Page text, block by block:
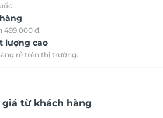
499.000 đ.
lượng cao
rẻ trên thị trường.
từ khách hàng